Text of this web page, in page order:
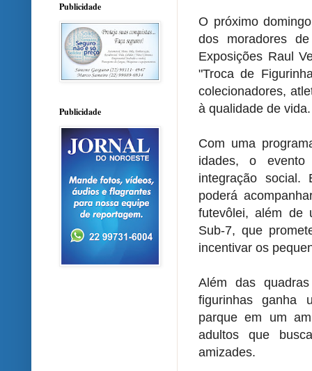
O próximo
dos moradores
Exposições Raul
"Troca de
colecionadores,
à qualidade de vida.
Com uma
idades, o
integração social.
poderá
futevôlei, além de
Sub-7, que
incentivar os
Além das
figurinhas ganha
parque em um
adultos que
amizades.
Publicidade
Publicidade